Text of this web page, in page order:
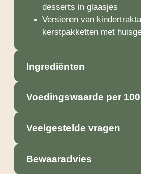
desserts in glaasjes
Versieren van
kerstpakketten met
Ingrediënten
Voedingswaarde per
Veelgestelde vragen
Bewaaradvies